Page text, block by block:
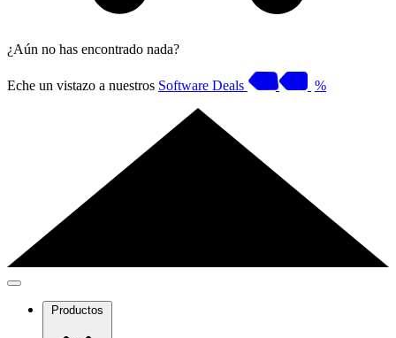
¿Aún no has encontrado nada?
Eche un vistazo a nuestros Software Deals %
Productos